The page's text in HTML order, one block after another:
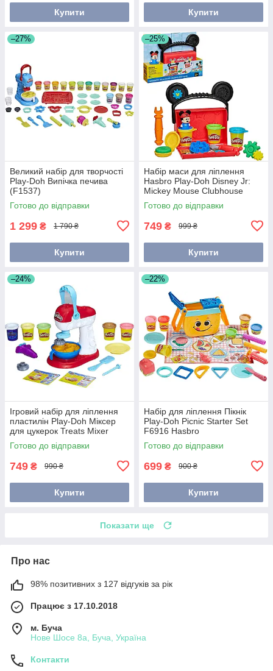
Купити Купити
–27%
Великий набір для творчості
Play-Doh Випічка печива
(F1537)
Готово до відправки
1 299 ₴ 1 790 ₴
Купити
–25%
Набір маси для ліплення
Hasbro Play-Doh Disney Jr:
Mickey Mouse Clubhouse
(G3109)
Готово до відправки
749 ₴ 999 ₴
Купити
–24%
Ігровий набір для ліплення
пластилін Play-Doh Міксер
для цукерок Treats Mixer
E0102 Hasbro
Готово до відправки
749 ₴ 990 ₴
Купити
–22%
Набір для ліплення Пікнік
Play-Doh Picnic Starter Set
F6916 Hasbro
Готово до відправки
699 ₴ 900 ₴
Купити
Показати ще
Про нас
98% позитивних з 127 відгуків за рік
Працює з 17.10.2018
м. Буча
Нове Шосе 8а, Буча, Україна
Контакти